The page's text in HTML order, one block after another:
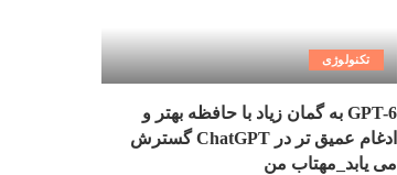
تکنولوژی
GPT-6 به گمان زیاد با حافظه بهتر و
ادغام عمیق تر در ChatGPT گسترش
می یابد_مهتاب من